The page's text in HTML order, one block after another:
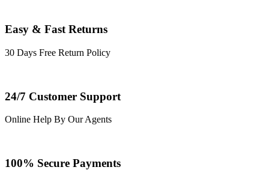
Easy & Fast Returns
30 Days Free Return Policy
24/7 Customer Support
Online Help By Our Agents
100% Secure Payments